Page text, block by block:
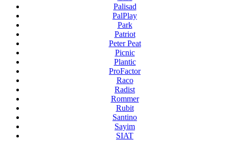
Palisad
PalPlay
Park
Patriot
Peter Peat
Picnic
Plantic
ProFactor
Raco
Radist
Rommer
Rubit
Santino
Sayim
SIAT